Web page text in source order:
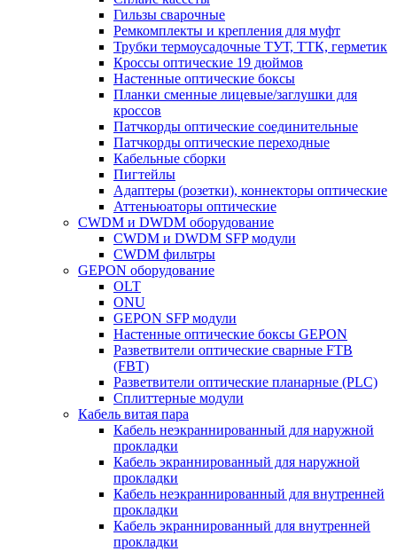
Гильзы сварочные
Ремкомплекты и крепления для муфт
Трубки термоусадочные ТУТ, ТТК, герметик
Кроссы оптические 19 дюймов
Настенные оптические боксы
Планки сменные лицевые/заглушки для
кроссов
Патчкорды оптические соединительные
Патчкорды оптические переходные
Кабельные сборки
Пигтейлы
Адаптеры (розетки), коннекторы оптические
Аттеньюаторы оптические
CWDM и DWDM оборудование
CWDM и DWDM SFP модули
CWDM фильтры
GEPON оборудование
OLT
ONU
GEPON SFP модули
Настенные оптические боксы GEPON
Разветвители оптические сварные FTB
(FBT)
Разветвители оптические планарные (PLC)
Сплиттерные модули
Кабель витая пара
Кабель неэкраннированный для наружной
прокладки
Кабель экраннированный для наружной
прокладки
Кабель неэкраннированный для внутренней
прокладки
Кабель экраннированный для внутренней
прокладки